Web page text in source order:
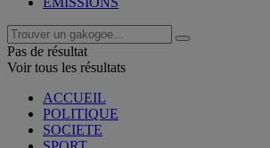
Pas de résultat
Voir tous les résultats
ACCUEIL
POLITIQUE
SOCIETE